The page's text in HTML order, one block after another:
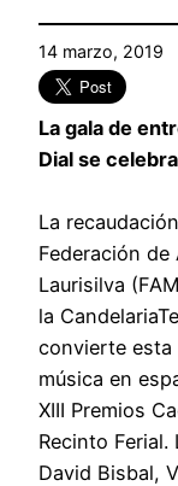
14 marzo, 2019
La gala de
Dial se
La
Federación
Laurisilva
la
convierte esta
música en
XIII Premios
Recinto
David Bisbal,